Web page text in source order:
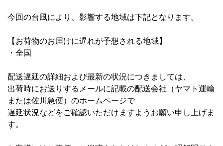
今回の台風により、影響する地域は下記となります。
【お荷物のお届けに遅れが予想される地域】
・全国
配送遅延の詳細および最新の状況につきましては、
出荷時にお送りするメールに記載の配送会社（ヤマト運輸
または佐川急便）のホームページで
遅延状況などをご確認いただけますようお願い申し上げま
す。